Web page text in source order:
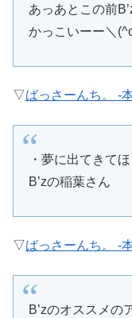
あっあとこの前
かっこいーー＼
▽ばっさーんち。 -
・夢に出てきて
B’zの稲葉さん
▽ばっさーんち。 -
B’zのオススメの